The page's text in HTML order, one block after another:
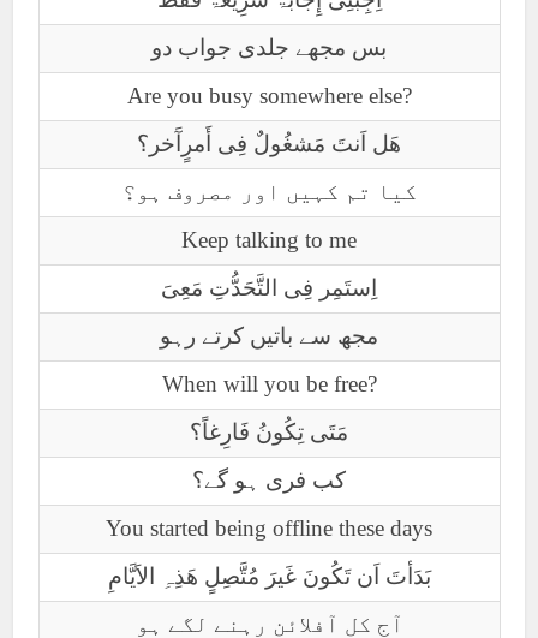
بس مجھے جلدی جواب دو
Are you busy somewhere else?
ھَل اَنتَ مَشغُولٌ فِی أَمرٍآَخر؟
کیا تم کہیں اور مصروف ہو؟
Keep talking to me
اِستَمِر فِی التَّحَدُّتِ مَعِیَ
مجھ سے باتیں کرتے رہو
When will you be free?
مَتَی تِکُونُ فَارِغاً؟
کب فری ہو گے؟
You started being offline these days
بَدَأتَ اَن تَکُونَ غَیرَ مُتَّصِلٍ ھَذِہِ الاَیَّامِ
آج کل آفلائن رہنے لگے ہو